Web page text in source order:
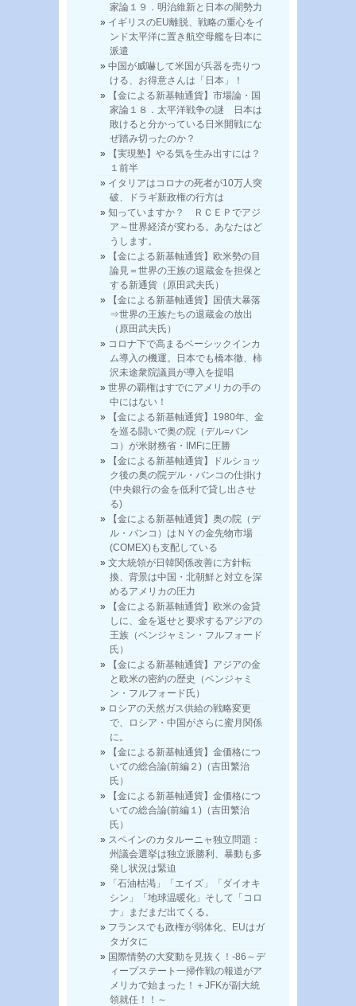
家論１９．明治維新と日本の闇勢力
イギリスのEU離脱、戦略の重心をイ
ンド太平洋に置き航空母艦を日本に
派遣
中国が威嚇して米国が兵器を売りつ
ける、お得意さんは「日本」！
【金による新基軸通貨】市場論・国
家論１８．太平洋戦争の謎 日本は
敗けると分かっている日米開戦にな
ぜ踏み切ったのか？
【実現塾】やる気を生み出すには？
１前半
イタリアはコロナの死者が10万人突
破、ドラギ新政権の行方は
知っていますか？ ＲＣＥＰでアジ
ア～世界経済が変わる。あなたはど
うします。
【金による新基軸通貨】欧米勢の目
論見＝世界の王族の退蔵金を担保と
する新通貨（原田武夫氏）
【金による新基軸通貨】国債大暴落
⇒世界の王族たちの退蔵金の放出
（原田武夫氏）
コロナ下で高まるベーシックインカ
ム導入の機運。日本でも橋本徹、柿
沢未途衆院議員が導入を提唱
世界の覇権はすでにアメリカの手の
中にはない！
【金による新基軸通貨】1980年、金
を巡る闘いで奥の院（デル=バン
コ）が米財務省・IMFに圧勝
【金による新基軸通貨】ドルショッ
ク後の奥の院デル・バンコの仕掛け
(中央銀行の金を低利で貸し出させ
る)
【金による新基軸通貨】奥の院（デ
ル・バンコ）はＮＹの金先物市場
(COMEX)も支配している
文大統領が日韓関係改善に方針転
換、背景は中国・北朝鮮と対立を深
めるアメリカの圧力
【金による新基軸通貨】欧米の金貸
しに、金を返せと要求するアジアの
王族（ベンジャミン・フルフォード
氏）
【金による新基軸通貨】アジアの金
と欧米の密約の歴史（ベンジャミ
ン・フルフォード氏）
ロシアの天然ガス供給の戦略変更
で、ロシア・中国がさらに蜜月関係
に。
【金による新基軸通貨】金価格につ
いての総合論(前編２)（吉田繁治
氏）
【金による新基軸通貨】金価格につ
いての総合論(前編１)（吉田繁治
氏）
スペインのカタルーニャ独立問題：
州議会選挙は独立派勝利、暴動も多
発し状況は緊迫
「石油枯渇」「エイズ」「ダイオキ
シン」「地球温暖化」そして「コロ
ナ」まだまだ出てくる。
フランスでも政権が弱体化、EUはガ
タガタに
国際情勢の大変動を見抜く！-86～デ
ィープステート一掃作戦の報道がア
メリカで始まった！＋JFKが副大統
領就任！！～